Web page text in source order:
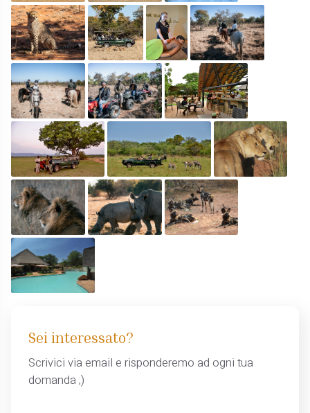
Sei interessato?
Scrivici via email e risponderemo ad ogni tua
domanda ;)